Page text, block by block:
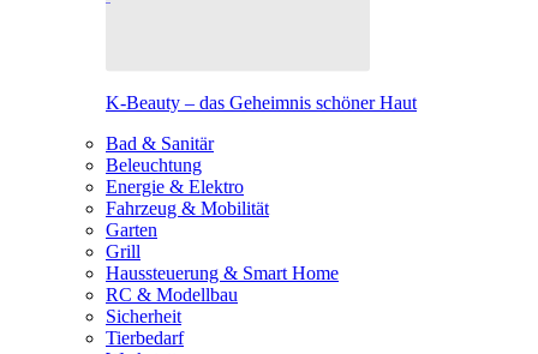
K-Beauty – das Geheimnis schöner Haut
Bad & Sanitär
Beleuchtung
Energie & Elektro
Fahrzeug & Mobilität
Garten
Grill
Haussteuerung & Smart Home
RC & Modellbau
Sicherheit
Tierbedarf